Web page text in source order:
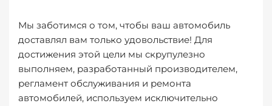
Мы заботимся о том, чтобы ваш автомобиль
доставлял вам только удовольствие! Для
достижения этой цели мы скрупулезно
выполняем, разработанный производителем,
регламент обслуживания и ремонта
автомобилей, используем исключительно